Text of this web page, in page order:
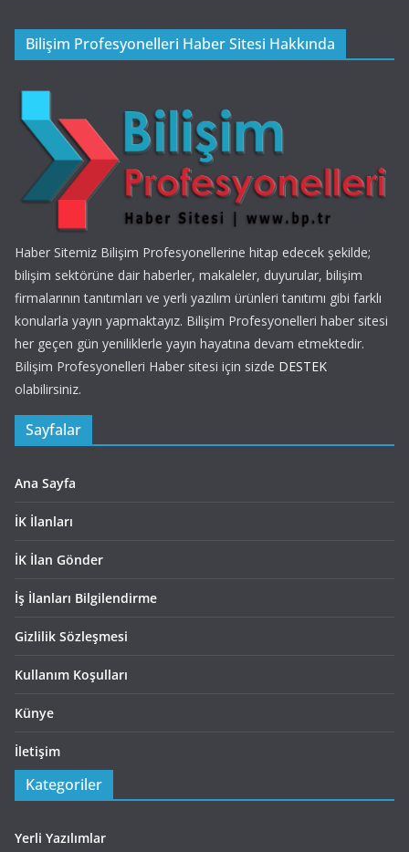
Bilişim Profesyonelleri Haber Sitesi Hakkında
Haber Sitemiz Bilişim Profesyonellerine hitap edecek şekilde;
bilişim sektörüne dair haberler, makaleler, duyurular, bilişim
firmalarının tanıtımları ve yerli yazılım ürünleri tanıtımı gibi farklı
konularla yayın yapmaktayız. Bilişim Profesyonelleri haber sitesi
her geçen gün yeniliklerle yayın hayatına devam etmektedir.
Bilişim Profesyonelleri Haber sitesi için sizde DESTEK
olabilirsiniz.
Sayfalar
Ana Sayfa
İK İlanları
İK İlan Gönder
İş İlanları Bilgilendirme
Gizlilik Sözleşmesi
Kullanım Koşulları
Künye
İletişim
Kategoriler
Yerli Yazılımlar